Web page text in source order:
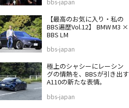
【最高のお気に入り・私の
BBS遍歴Vol.12】 BMW M3 ×
BBS LM
bbs-japan
極上のシャシーにレーシン
グの情熱を、BBSが引き出す
A110の新たな表情。
bbs-japan